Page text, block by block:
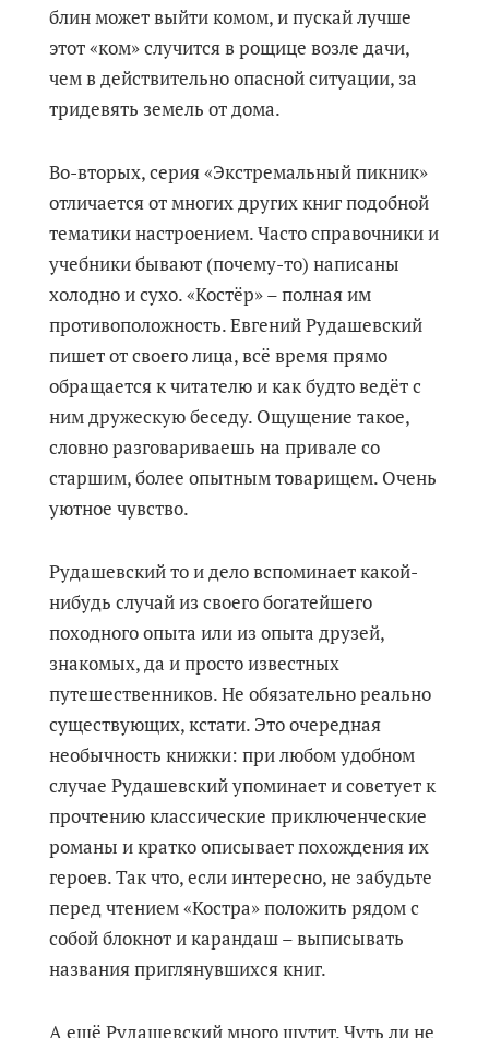
блин может выйти комом, и пускай лучше
этот «ком» случится в рощице возле дачи,
чем в действительно опасной ситуации, за
тридевять земель от дома.
Во-вторых, серия «Экстремальный пикник»
отличается от многих других книг подобной
тематики настроением. Часто справочники и
учебники бывают (почему-то) написаны
холодно и сухо. «Костёр» – полная им
противоположность. Евгений Рудашевский
пишет от своего лица, всё время прямо
обращается к читателю и как будто ведёт с
ним дружескую беседу. Ощущение такое,
словно разговариваешь на привале со
старшим, более опытным товарищем. Очень
уютное чувство.
Рудашевский то и дело вспоминает какой-
нибудь случай из своего богатейшего
походного опыта или из опыта друзей,
знакомых, да и просто известных
путешественников. Не обязательно реально
существующих, кстати. Это очередная
необычность книжки: при любом удобном
случае Рудашевский упоминает и советует к
прочтению классические приключенческие
романы и кратко описывает похождения их
героев. Так что, если интересно, не забудьте
перед чтением «Костра» положить рядом с
собой блокнот и карандаш – выписывать
названия приглянувшихся книг.
А ещё Рудашевский много шутит. Чуть ли не